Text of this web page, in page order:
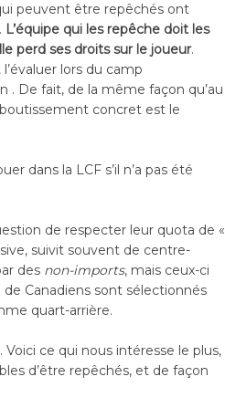
peuvent être repêchés ont
L’équipe qui les repêche doit les
perd ses droits sur le joueur.
lors du camp
. De fait, de la même façon qu’au
concret est le
dans la LCF s’il n’a pas été
de respecter leur quota de «
suivit souvent de centre-
des non-imports, mais ceux-ci
Canadiens sont sélectionnés
quart-arrière.
ce qui nous intéresse le plus,
d’être repêchés, et de façon